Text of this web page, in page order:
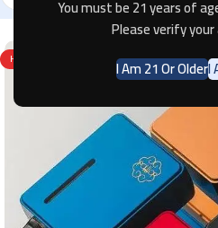
You must be 21 years of
Please verify
I Am 21 Or OlderI
Home Mods
HOT